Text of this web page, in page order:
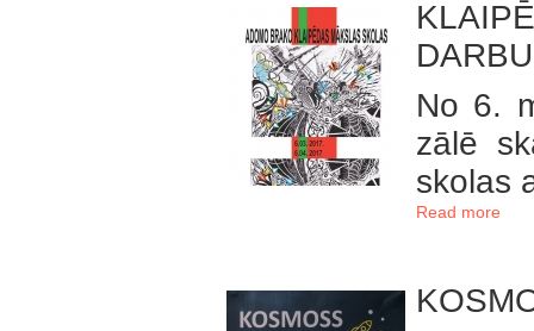
No 6.
zālē
skolas
Read more